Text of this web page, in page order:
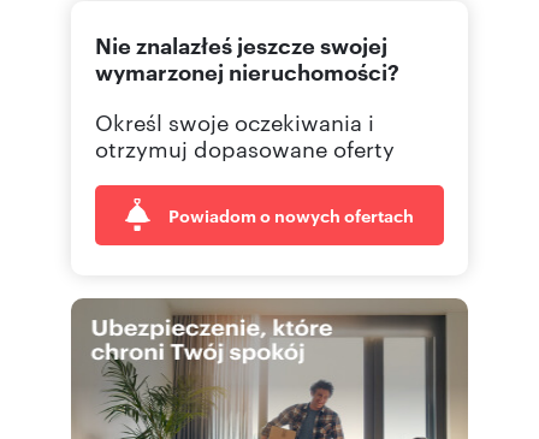
Nie znalazłeś jeszcze swojej
wymarzonej nieruchomości?
Określ swoje oczekiwania i
otrzymuj dopasowane oferty
Powiadom o nowych ofertach